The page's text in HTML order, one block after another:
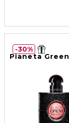
Pianeta Green
30%